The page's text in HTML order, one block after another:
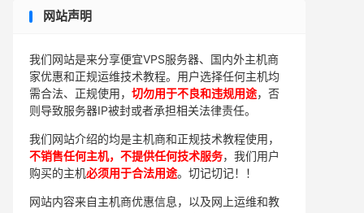
网站声明
我们网站是来分享便宜VPS服务器、国内外主机商
家优惠和正规运维技术教程。用户选择任何主机均
需合法、正规使用， 切勿用于不良和违规用途，否
则导致服务器IP被封或者承担相关法律责任。
我们网站介绍的均是主机商和正规技术教程使用，
不销售任何主机，不提供任何技术服务，我们用户
购买的主机必须用于合法用途。切记切记！！
网站内容来自主机商优惠信息，以及网上运维和教